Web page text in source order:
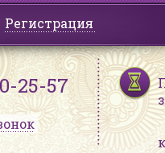
Регистрация
25-57